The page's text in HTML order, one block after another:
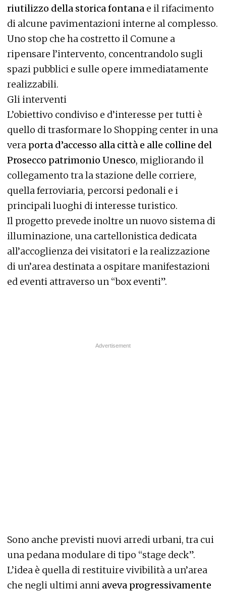
riutilizzo della storica fontana e il rifacimento
di alcune pavimentazioni interne al complesso.
Uno stop che ha costretto il Comune a
ripensare l’intervento, concentrandolo sugli
spazi pubblici e sulle opere immediatamente
realizzabili.
Gli interventi
L’obiettivo condiviso e d’interesse per tutti è
quello di trasformare lo Shopping center in una
vera porta d’accesso alla città e alle colline del
Prosecco patrimonio Unesco, migliorando il
collegamento tra la stazione delle corriere,
quella ferroviaria, percorsi pedonali e i
principali luoghi di interesse turistico.
Il progetto prevede inoltre un nuovo sistema di
illuminazione, una cartellonistica dedicata
all’accoglienza dei visitatori e la realizzazione
di un’area destinata a ospitare manifestazioni
ed eventi attraverso un “box eventi”.
Sono anche previsti nuovi arredi urbani, tra cui
una pedana modulare di tipo “stage deck”.
L’idea è quella di restituire vivibilità a un’area
che negli ultimi anni aveva progressivamente